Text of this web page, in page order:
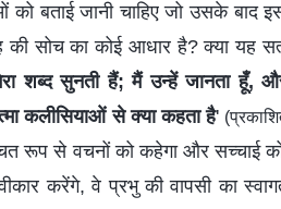
बताई जानी चाहिए जो उसके बाद
की सोच का कोई आधार है? क्या यह
शब्द सुनती हैं; मैं उन्हें जानता हूँ,
कलीसियाओं से क्या कहता है'
रूप से वचनों को कहेगा और सच्चाई
करेंगे, वे प्रभु की वापसी का